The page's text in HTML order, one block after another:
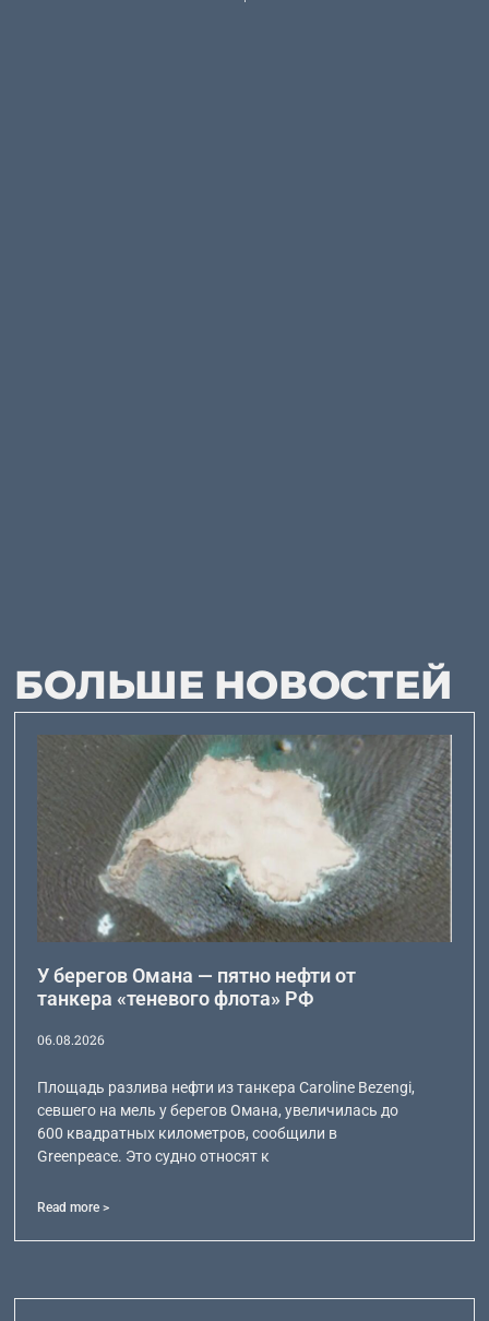
БОЛЬШЕ НОВОСТЕЙ
У берегов Омана — пятно нефти от
танкера «теневого флота» РФ
06.08.2026
Площадь разлива нефти из танкера Caroline Bezengi,
севшего на мель у берегов Омана, увеличилась до
600 квадратных километров, сообщили в
Greenpeace. Это судно относят к
Read more >